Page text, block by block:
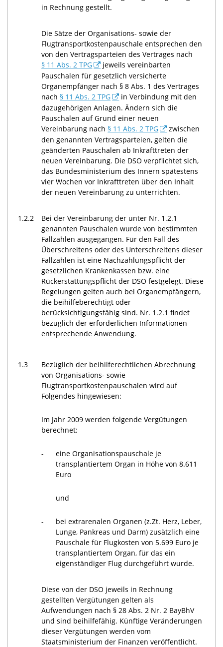
in Rechnung gestellt.
Die Sätze der Organisations- sowie der
Flugtransportkostenpauschale entsprechen den
von den Vertragsparteien des Vertrages nach
§ 11 Abs. 2 TPG
jeweils vereinbarten
Pauschalen für gesetzlich versicherte
Organempfänger nach § 8 Abs. 1 des Vertrages
nach § 11 Abs. 2 TPG
in Verbindung mit den
dazugehörigen Anlagen. Ändern sich die
Pauschalen auf Grund einer neuen
Vereinbarung nach § 11 Abs. 2 TPG
zwischen
den genannten Vertragsparteien, gelten die
geänderten Pauschalen ab Inkrafttreten der
neuen Vereinbarung. Die DSO verpflichtet sich,
das Bundesministerium des Innern spätestens
vier Wochen vor Inkrafttreten über den Inhalt
der neuen Vereinbarung zu unterrichten.
1.2.2
Bei der Vereinbarung der unter Nr. 1.2.1
genannten Pauschalen wurde von bestimmten
Fallzahlen ausgegangen. Für den Fall des
Überschreitens oder des Unterschreitens dieser
Fallzahlen ist eine Nachzahlungspflicht der
gesetzlichen Krankenkassen bzw. eine
Rückerstattungspflicht der DSO festgelegt. Diese
Regelungen gelten auch bei Organempfängern,
die beihilfeberechtigt oder
berücksichtigungsfähig sind. Nr. 1.2.1 findet
bezüglich der erforderlichen Informationen
entsprechende Anwendung.
1.3
Bezüglich der beihilferechtlichen Abrechnung
von Organisations- sowie
Flugtransportkostenpauschalen wird auf
Folgendes hingewiesen:
Im Jahr 2009 werden folgende Vergütungen
berechnet:
-
eine Organisationspauschale je
transplantiertem Organ in Höhe von 8.611
Euro
und
-
bei extrarenalen Organen (z.Zt. Herz, Leber,
Lunge, Pankreas und Darm) zusätzlich eine
Pauschale für Flugkosten von 5.699 Euro je
transplantiertem Organ, für das ein
eigenständiger Flug durchgeführt wurde.
Diese von der DSO jeweils in Rechnung
gestellten Vergütungen gelten als
Aufwendungen nach § 28 Abs. 2 Nr. 2 BayBhV
und sind beihilfefähig. Künftige Veränderungen
dieser Vergütungen werden vom
Staatsministerium der Finanzen veröffentlicht.